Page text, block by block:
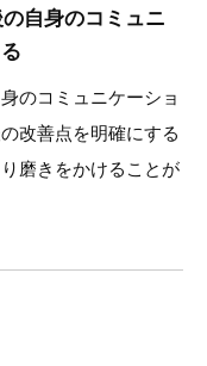
自身のコミュニ
のコミュニケーショ
改善点を明確にする
磨きをかけることが